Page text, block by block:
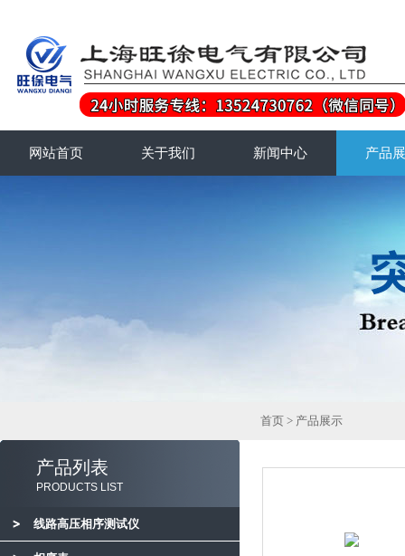
网站首页 关于我们 新闻中心 产品
产品列表
PRODUCTS LIST
线路高压相序测试仪
首页 > 产品展示